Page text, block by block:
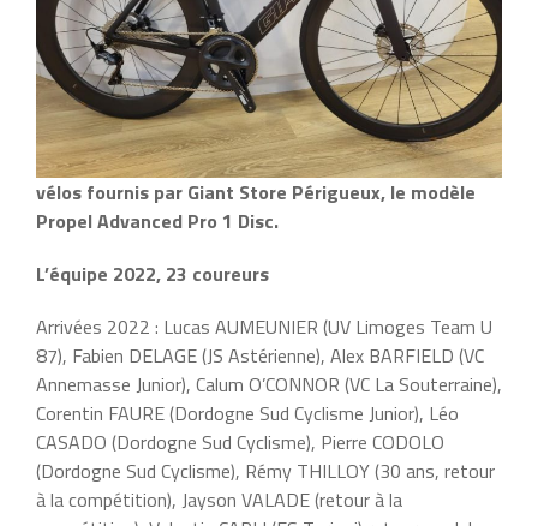
vélos fournis par Giant Store Périgueux, le modèle
Propel Advanced Pro 1 Disc.
L’équipe 2022, 23 coureurs
Arrivées 2022 : Lucas AUMEUNIER (UV Limoges Team U
87), Fabien DELAGE (JS Astérienne), Alex BARFIELD (VC
Annemasse Junior), Calum O’CONNOR (VC La Souterraine),
Corentin FAURE (Dordogne Sud Cyclisme Junior), Léo
CASADO (Dordogne Sud Cyclisme), Pierre CODOLO
(Dordogne Sud Cyclisme), Rémy THILLOY (30 ans, retour
à la compétition), Jayson VALADE (retour à la